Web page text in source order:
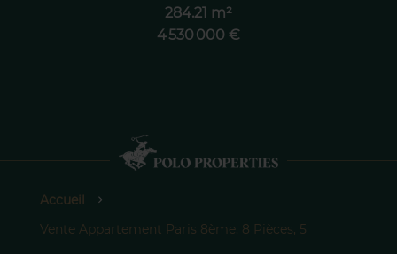
284.21 m²
4 530 000 €
Accueil
Vente Appartement Paris 8ème, 8 Pièces, 5